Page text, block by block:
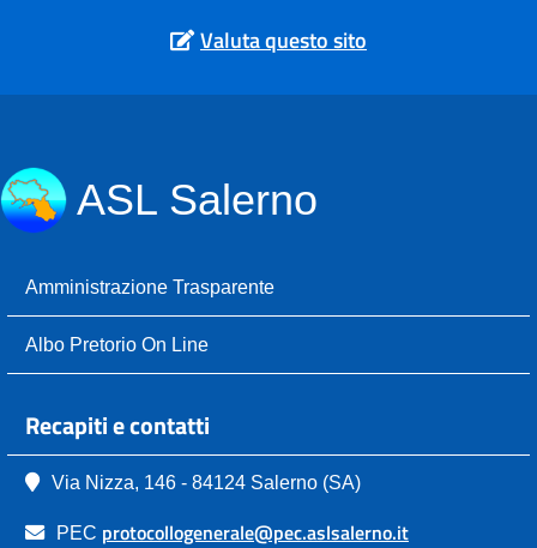
Valuta questo sito
ASL Salerno
Amministrazione Trasparente
Albo Pretorio On Line
Recapiti e contatti
Via Nizza, 146 - 84124 Salerno (SA)
PEC protocollogenerale@pec.aslsalerno.it